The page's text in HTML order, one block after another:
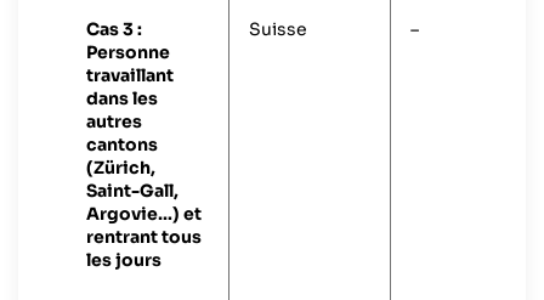
Cas 3 :
Personne
travaillant
dans les
autres
cantons
(Zürich,
Saint-Gall,
Argovie…) et
rentrant tous
les jours
Suisse –